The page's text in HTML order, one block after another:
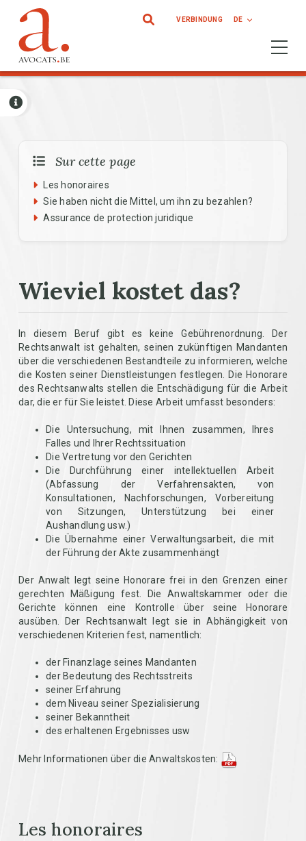
Direkt zum Inhalt
Ouvrir
VERBINDUNG DE
Sur cette page
Les honoraires
Sie haben nicht die Mittel, um ihn zu bezahlen?
Assurance de protection juridique
Wieviel kostet das?
In diesem Beruf gibt es keine Gebührenordnung. Der
Rechtsanwalt ist gehalten, seinen zukünftigen Mandanten
über die verschiedenen Bestandteile zu informieren, welche
die Kosten seiner Dienstleistungen festlegen. Die Honorare
des Rechtsanwalts stellen die Entschädigung für die Arbeit
dar, die er für Sie leistet. Diese Arbeit umfasst besonders:
Die Untersuchung, mit Ihnen zusammen, Ihres
Falles und Ihrer Rechtssituation
Die Vertretung vor den Gerichten
Die Durchführung einer intellektuellen Arbeit
(Abfassung der Verfahrensakten, von
Konsultationen, Nachforschungen, Vorbereitung
von Sitzungen, Unterstützung bei einer
Aushandlung usw.)
Die Übernahme einer Verwaltungsarbeit, die mit
der Führung der Akte zusammenhängt
Der Anwalt legt seine Honorare frei in den Grenzen einer
gerechten Mäßigung fest. Die Anwaltskammer oder die
Gerichte können eine Kontrolle über seine Honorare
ausüben. Der Rechtsanwalt legt sie in Abhängigkeit von
verschiedenen Kriterien fest, namentlich:
der Finanzlage seines Mandanten
der Bedeutung des Rechtsstreits
seiner Erfahrung
dem Niveau seiner Spezialisierung
seiner Bekanntheit
des erhaltenen Ergebnisses usw
Mehr Informationen über die Anwaltskosten:
Les honoraires